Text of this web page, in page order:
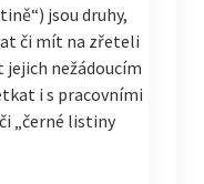
jsou druhy,
či mít na zřeteli
nežádoucím
i s pracovními
„černé listiny